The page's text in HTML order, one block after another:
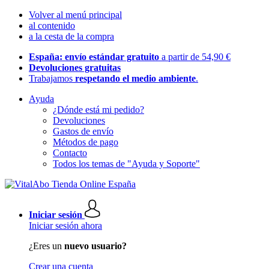
Volver al menú principal
al contenido
a la cesta de la compra
España: envío estándar gratuito a partir de 54,90 €
Devoluciones gratuitas
Trabajamos respetando el medio ambiente.
Ayuda
¿Dónde está mi pedido?
Devoluciones
Gastos de envío
Métodos de pago
Contacto
Todos los temas de "Ayuda y Soporte"
Iniciar sesión
Iniciar sesión ahora
¿Eres un nuevo usuario?
Crear una cuenta